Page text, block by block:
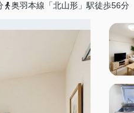
奥羽本線「北山形」駅徒歩56分